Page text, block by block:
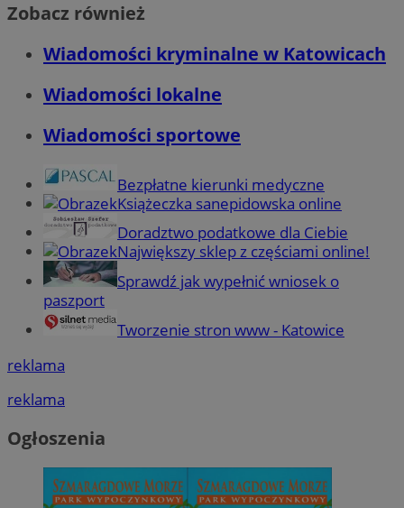
Zobacz również
Wiadomości kryminalne w Katowicach
Wiadomości lokalne
Wiadomości sportowe
Bezpłatne kierunki medyczne
Książeczka sanepidowska online
Doradztwo podatkowe dla Ciebie
Największy sklep z częściami online!
Sprawdź jak wypełnić wniosek o
paszport
Tworzenie stron www - Katowice
reklama
reklama
Ogłoszenia